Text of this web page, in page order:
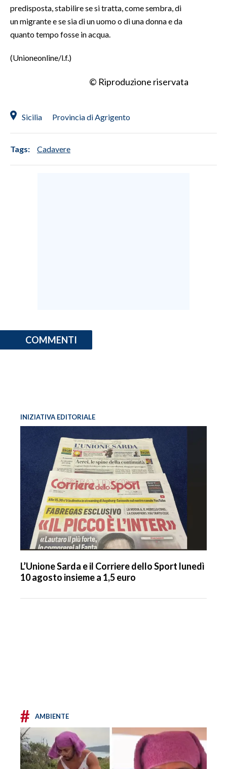
EVENTI
#CARAUNIONE
3 MINUTI CON
NECROLOGI
predisposta, stabilire se si tratta, come sembra, di
un migrante e se sia di un uomo o di una donna e da
quanto tempo fosse in acqua.
(Unioneonline/l.f.)
© Riproduzione riservata
Sicilia Provincia di Agrigento
Tags: Cadavere
COMMENTI
INIZIATIVA EDITORIALE
L’Unione Sarda e il Corriere dello Sport lunedì
10 agosto insieme a 1,5 euro
# AMBIENTE